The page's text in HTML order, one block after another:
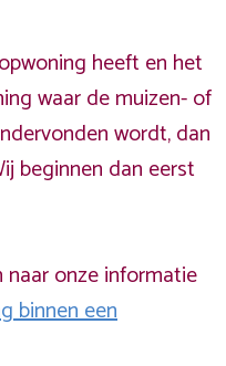
heeft en het
waar de muizen- of
wordt, dan
beginnen dan eerst
naar onze informatie
binnen een